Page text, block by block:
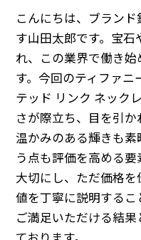
こんにちは、ブラン
す山田太郎です。宝
れ、この業界で働き
す。今回のティファニ
テッド リンク ネック
さが際立ち、目を引
温かみのある輝きも
う点も評価を高める
大切にし、ただ価格
値を丁寧に説明する
ご満足いただける結